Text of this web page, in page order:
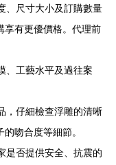
、尺寸大小及訂購數量
享有更優價格。代理前
、工藝水平及過往案
，仔細檢查浮雕的清晰
吻合度等細節。
是否提供安全、抗震的